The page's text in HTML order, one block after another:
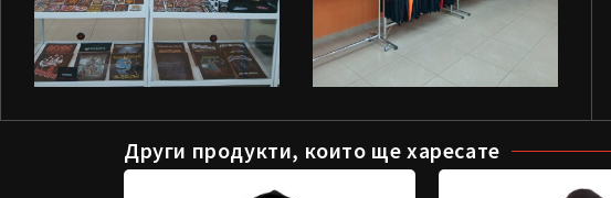
Други продукти, които ще харесате